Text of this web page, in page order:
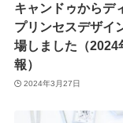
キャンドゥからデ
プリンセスデザイ
場しました（2024
報）
2024年3月27日